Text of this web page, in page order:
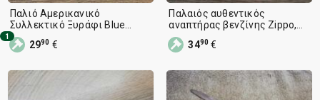
Παλιό Αμερικανικό
Συλλεκτικό Ξυράφι Blue
Special Steel
2990 €
1
Παλαιός αυθεντικός
αναπτήρας βενζίνης Zippo,
Zippo Pat.2517191
3490 €